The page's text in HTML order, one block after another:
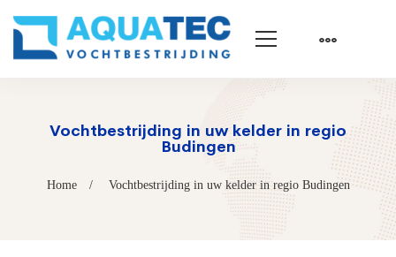
Vochtbestrijding in uw kelder in regio
Budingen
Home Vochtbestrijding in uw kelder in regio Budingen